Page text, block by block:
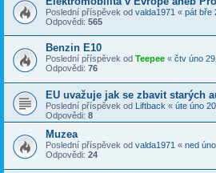
Poslední příspěvek od valda1971 « pát bře
Odpovědi: 565
Benzin E10
Poslední příspěvek od Teepee « čtv úno
Odpovědi: 76
EU uvažuje jak se zbavit starých
Poslední příspěvek od Liftback « úte úno
Odpovědi: 8
Muzea
Poslední příspěvek od valda1971 « ned
Odpovědi: 24